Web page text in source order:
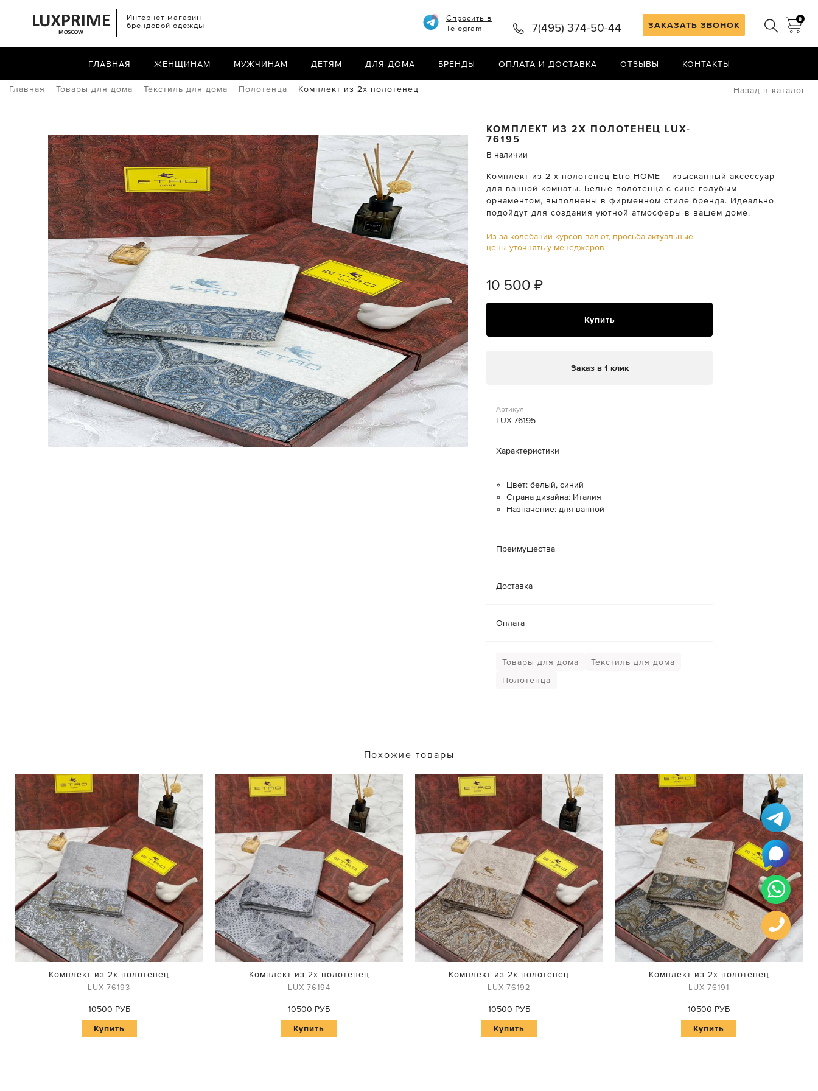
Интернет-магазин
брендовой одежды
ЗАКАЗАТЬ ЗВОНОК
0
Спросить в
Telegram
7(495) 374-50-44
ГЛАВНАЯ ЖЕНЩИНАМ МУЖЧИНАМ ДЕТЯМ ДЛЯ ДОМА БРЕНДЫ ОПЛАТА И ДОСТАВКА ОТЗЫВЫ КОНТАКТЫ
Главная Товары для дома Текстиль для дома Полотенца Комплект из 2х полотенец Назад в каталог
КОМПЛЕКТ ИЗ 2Х ПОЛОТЕНЕЦ LUX-
76195
В наличии
Комплект из 2-х полотенец Etro HOME – изысканный аксессуар
для ванной комнаты. Белые полотенца с сине-голубым
орнаментом, выполнены в фирменном стиле бренда. Идеально
подойдут для создания уютной атмосферы в вашем доме.
Из-за колебаний курсов валют, просьба актуальные
цены уточнять у менеджеров
10 500 ₽
Купить
Заказ в 1 клик
Артикул
LUX-76195
Характеристики
Цвет: белый, синий
Страна дизайна: Италия
Назначение: для ванной
Преимущества
Доставка
Оплата
Товары для дома
Текстиль для дома
Полотенца
Похожие товары
Комплект из 2х полотенец
LUX-76193
10500 РУБ
Купить
Комплект из 2х полотенец
LUX-76194
10500 РУБ
Купить
Комплект из 2х полотенец
LUX-76192
10500 РУБ
Купить
Комплект из 2х полотенец
LUX-76191
10500 РУБ
Купить